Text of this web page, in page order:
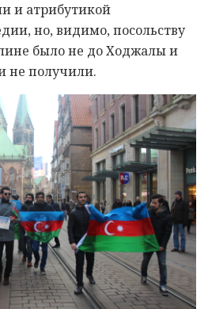
и атрибутикой
но, видимо, посольству
было не до Ходжалы и
не получили.